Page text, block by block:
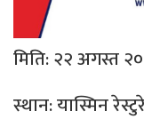
मिति: २२ अगस्त
स्थान: यास्मिन